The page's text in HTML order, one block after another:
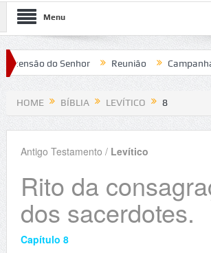
Menu
do Senhor Reunião Campanha da
HOME BÍBLIA LEVÍTICO 8
Antigo Testamento / Levítico
Rito da
dos sacerdotes.
Capítulo 8